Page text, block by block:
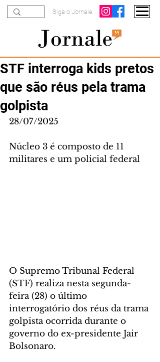
Siga o Jornale
STF interroga kids pretos
que são réus pela trama
golpista
28/07/2025
Núcleo 3 é composto de 11
militares e um policial federal
O Supremo Tribunal Federal
(STF) realiza nesta segunda-
feira (28) o último
interrogatório dos réus da trama
golpista ocorrida durante o
governo do ex-presidente Jair
Bolsonaro.